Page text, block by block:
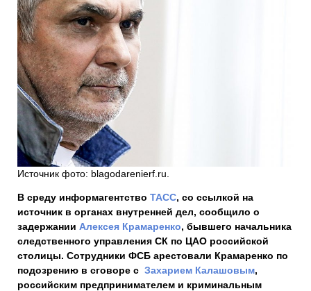
Источник фото: blagodarenierf.ru.
В среду информагентство ТАСС, со ссылкой на
источник в органах внутренней дел, сообщило о
задержании Алексея Крамаренко, бывшего начальника
следственного управления СК по ЦАО российской
столицы. Сотрудники ФСБ арестовали Крамаренко по
подозрению в сговоре с Захарием Калашовым,
российским предпринимателем и криминальным